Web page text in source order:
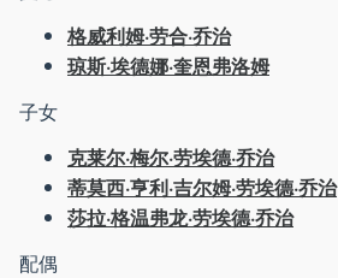
格威利姆·劳合·乔治
琼斯·埃德娜·奎恩弗洛姆
子女
克莱尔·梅尔·劳埃德·乔治
蒂莫西·亨利·吉尔姆·劳埃德·乔治
莎拉·格温弗龙·劳埃德·乔治
配偶